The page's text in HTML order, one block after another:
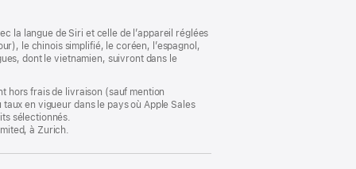
la langue de Siri et celle de l’appareil réglées
le chinois simplifié, le coréen, l’espagnol,
dont le vietnamien, suivront dans le
hors frais de livraison (sauf mention
en vigueur dans le pays où Apple Sales
sélectionnés.
à Zurich.